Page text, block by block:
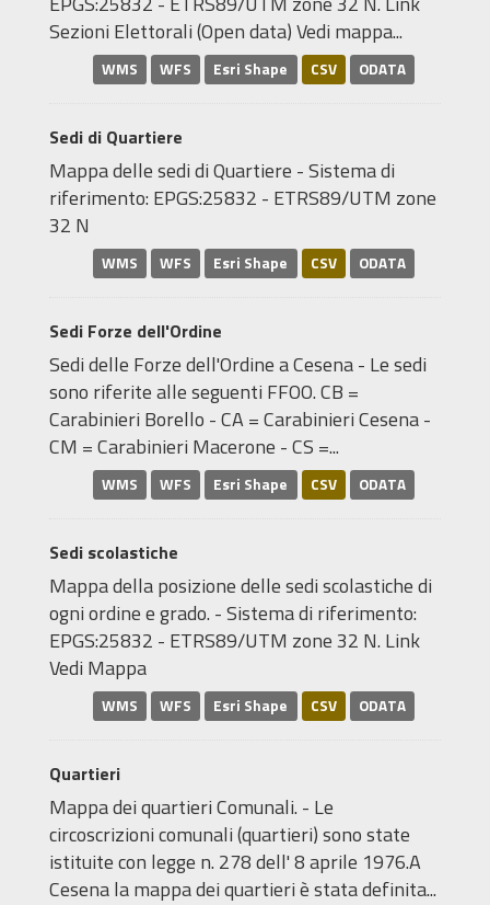
Sezioni Elettorali (Open data) Vedi mappa...
WMS WFS Esri Shape CSV ODATA
Sedi di Quartiere
Mappa delle sedi di Quartiere - Sistema di
riferimento: EPGS:25832 - ETRS89/UTM zone
32 N
WMS WFS Esri Shape CSV ODATA
Sedi Forze dell'Ordine
Sedi delle Forze dell'Ordine a Cesena - Le sedi
sono riferite alle seguenti FFOO. CB =
Carabinieri Borello - CA = Carabinieri Cesena -
CM = Carabinieri Macerone - CS =...
WMS WFS Esri Shape CSV ODATA
Sedi scolastiche
Mappa della posizione delle sedi scolastiche di
ogni ordine e grado. - Sistema di riferimento:
EPGS:25832 - ETRS89/UTM zone 32 N. Link
Vedi Mappa
WMS WFS Esri Shape CSV ODATA
Quartieri
Mappa dei quartieri Comunali. - Le
circoscrizioni comunali (quartieri) sono state
istituite con legge n. 278 dell' 8 aprile 1976.A
Cesena la mappa dei quartieri è stata definita...